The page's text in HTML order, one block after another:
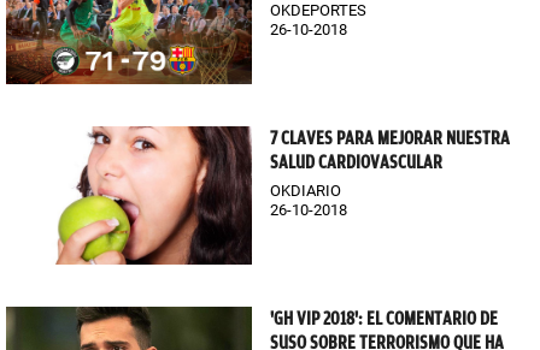
OKDEPORTES
26-10-2018
7 CLAVES PARA MEJORAR NUESTRA
SALUD CARDIOVASCULAR
OKDIARIO
26-10-2018
'GH VIP 2018': EL COMENTARIO DE
SUSO SOBRE TERRORISMO QUE HA